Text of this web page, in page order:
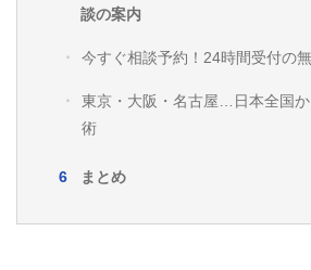
談の案内
今すぐ相談予約！24時間受付の
東京・大阪・名古屋…日本全国
術
まとめ